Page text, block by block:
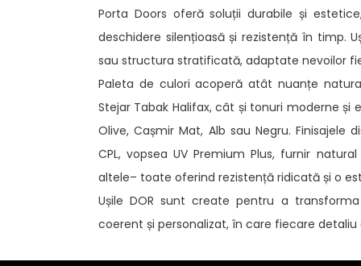
Porta Doors oferă soluții durabile și
deschidere silențioasă și rezistență în timp.
sau structura stratificată, adaptate nevoilor
Paleta de culori acoperă atât nuanțe
Stejar Tabak Halifax, cât și tonuri moderne și
Olive, Cașmir Mat, Alb sau Negru. Finisajele
CPL, vopsea UV Premium Plus, furnir
altele– toate oferind rezistență ridicată și o
Ușile DOR sunt create pentru a
coerent și personalizat, în care fiecare detaliu